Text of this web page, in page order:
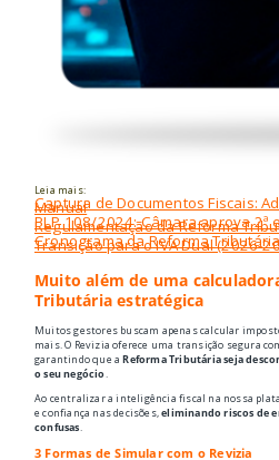
Leia mais:
Captura de Documentos Fiscais:
Manual
PLP 108/2024: Câmara aprova 2ª
Regulamentação da Reforma
Cronograma da Reforma
Transição para o IVA Dual (2026-
Muito além de uma
Tributária estratégica
Muitos gestores buscam apenas calcular
mais. O Revizia oferece uma transição segura
garantindo que aReforma Tributária seja
o seu negócio.
Ao centralizar a inteligência fiscal na nossa
e confiança nas decisões,eliminando riscos de
confusas.
3 Formas de Simular com o Revizia